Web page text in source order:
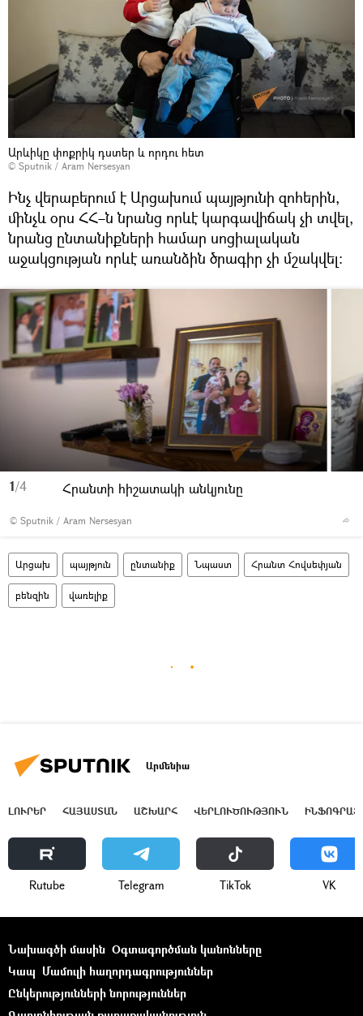
Արևիկը փոքրիկ դստեր և որդու հետ
© Sputnik / Aram Nersesyan
Ինչ վերաբերում է Արցախում պայթյունի զոհերին,
մինչև օրս ՀՀ–ն նրանց որևէ կարգավիճակ չի տվել,
նրանց ընտանիքների համար սոցիալական
աջակցության որևէ առանձին ծրագիր չի մշակվել։
1/4
© Sputnik / Aram Nersesyan
Հրանտի հիշատակի անկյունը
Արցախ պայթյուն ընտանիք Նպաստ Հրանտ Հովսեփյան
բենզին վառելիք
Արմենիա
ԼՈՒՐԵՐ ՀԱՅԱՍՏԱՆ ԱՇԽԱՐՀ ՎԵՐԼՈՒԾՈՒԹՅՈՒՆ
Rutube Telegram ТikТоk VK
Նախագծի մասին Օգտագործման կանոնները
Կապ Մամուլի հաղորդագրություններ
Ընկերությունների նորություններ